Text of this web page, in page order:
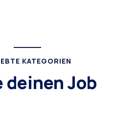
KATEGORIEN
deinen Job